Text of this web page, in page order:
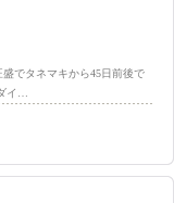
でタネマキから45日前後で
イ…